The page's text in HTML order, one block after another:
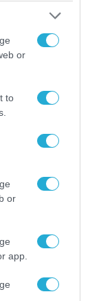
or
to
or
app.
ανάρτηση